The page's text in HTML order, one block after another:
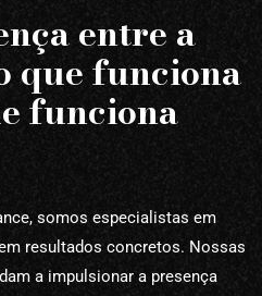
entre a
que funciona
funciona
somos especialistas em
resultados concretos. Nossas
a impulsionar a presença